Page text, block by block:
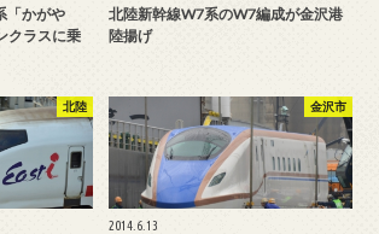
「かがや
クラスに乗
北陸新幹線W7系のW7編成が金沢港
陸揚げ
北陸 金沢市
2014.6.13